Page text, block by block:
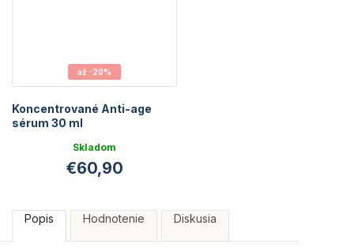
až -20%
Koncentrované Anti-age
sérum 30 ml
Skladom
€60,90
Popis Hodnotenie Diskusia